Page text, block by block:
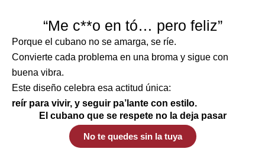
“Me c**o en tó… pero feliz”
Porque el cubano no se amarga, se ríe.
Convierte cada problema en una broma y sigue con
buena vibra.
Este diseño celebra esa actitud única:
reír para vivir, y seguir pa’lante con estilo.
El cubano que se respete no la deja pasar
No te quedes sin la tuya